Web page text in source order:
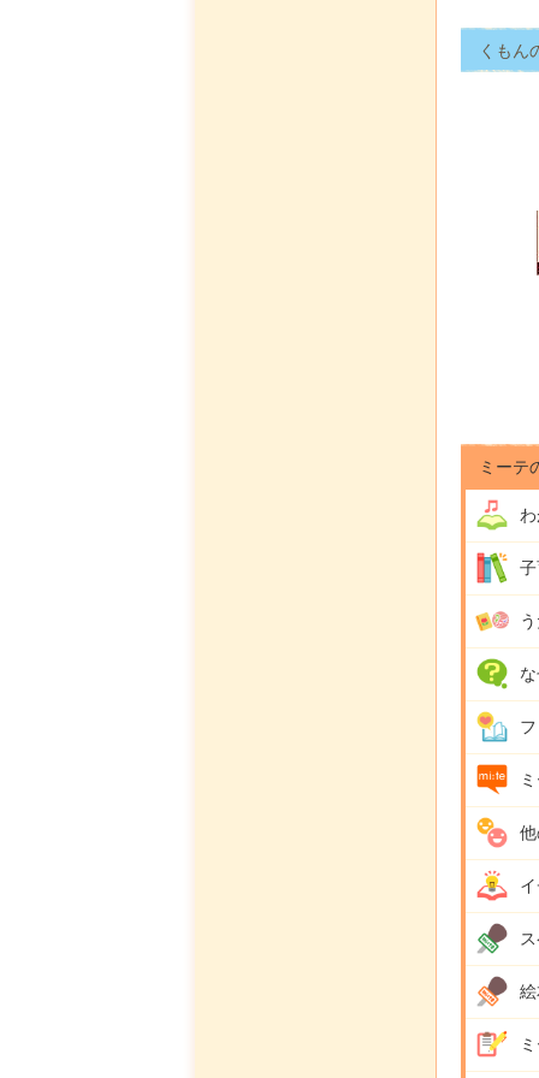
くもん
ミーテ